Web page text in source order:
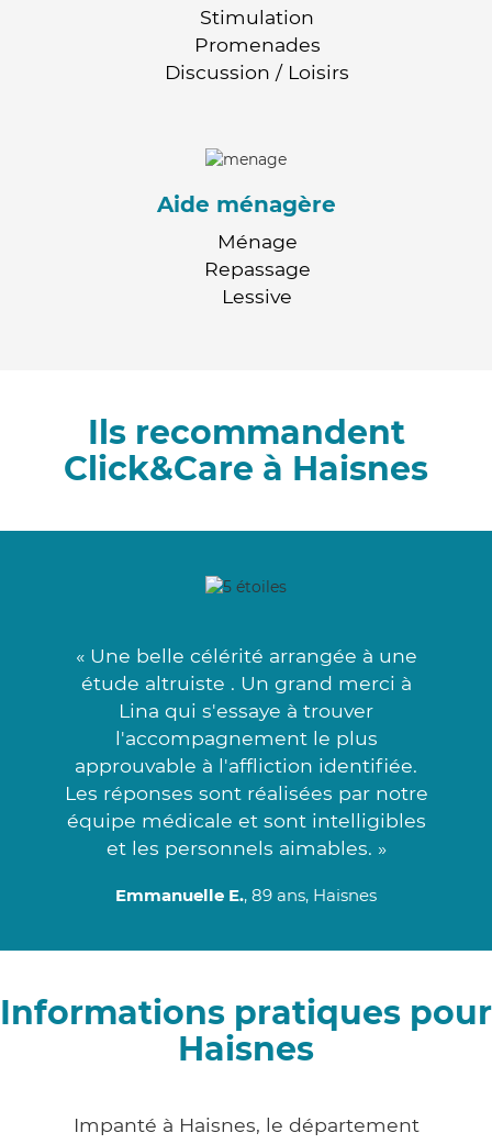
Stimulation
Promenades
Discussion / Loisirs
Aide ménagère
Ménage
Repassage
Lessive
Ils recommandent
Click&Care à Haisnes
« Une belle célérité arrangée à une
étude altruiste . Un grand merci à
Lina qui s'essaye à trouver
l'accompagnement le plus
approuvable à l'affliction identifiée.
Les réponses sont réalisées par notre
équipe médicale et sont intelligibles
et les personnels aimables. »
Emmanuelle E., 89 ans, Haisnes
Informations pratiques pour
Haisnes
Impanté à Haisnes, le département